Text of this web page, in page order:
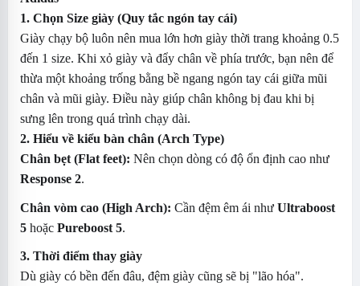
1. Chọn Size giày (Quy tắc ngón tay cái)
Giày chạy bộ luôn nên mua lớn hơn giày thời trang khoảng 0.5
đến 1 size. Khi xỏ giày và đẩy chân về phía trước, bạn nên để
thừa một khoảng trống bằng bề ngang ngón tay cái giữa mũi
chân và mũi giày. Điều này giúp chân không bị đau khi bị
sưng lên trong quá trình chạy dài.
2. Hiểu về kiểu bàn chân (Arch Type)
Chân bẹt (Flat feet): Nên chọn dòng có độ ổn định cao như
Response 2.
Chân vòm cao (High Arch): Cần đệm êm ái như Ultraboost
5 hoặc Pureboost 5.
3. Thời điểm thay giày
Dù giày có bền đến đâu, đệm giày cũng sẽ bị "lão hóa".